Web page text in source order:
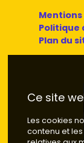
Politique
Plan du
Ce site
Les cookies
contenu et